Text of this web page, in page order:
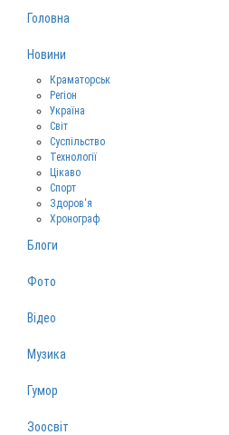
Головна
Новини
Краматорськ
Регіон
Україна
Світ
Суспільство
Технології
Цікаво
Спорт
Здоров‘я
Хронограф
Блоги
Фото
Відео
Музика
Гумор
Зоосвіт